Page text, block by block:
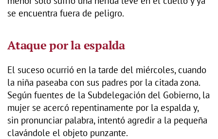
se encuentra fuera de peligro.
Ataque por la espalda
El suceso ocurrió en la tarde del miércoles, cuando
la niña paseaba con sus padres por la citada zona.
Según fuentes de la Subdelegación del Gobierno, la
mujer se acercó repentinamente por la espalda y,
sin pronunciar palabra, intentó agredir a la pequeña
clavándole el objeto punzante.